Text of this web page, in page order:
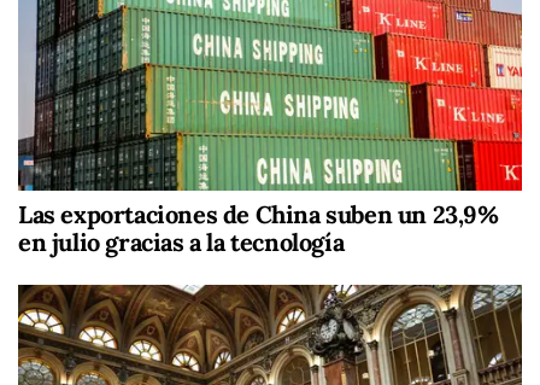
Las exportaciones de China suben un 23,9%
en julio gracias a la tecnología